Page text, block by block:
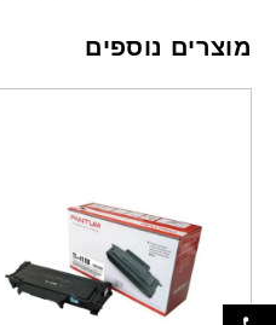
מוצרים נוספים
פתח סרגל נגישות